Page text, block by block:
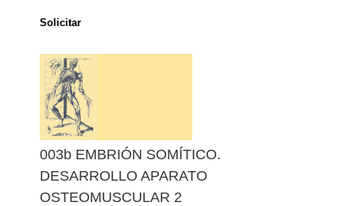
Solicitar
003b EMBRIÓN SOMÍTICO.
DESARROLLO APARATO
OSTEOMUSCULAR 2